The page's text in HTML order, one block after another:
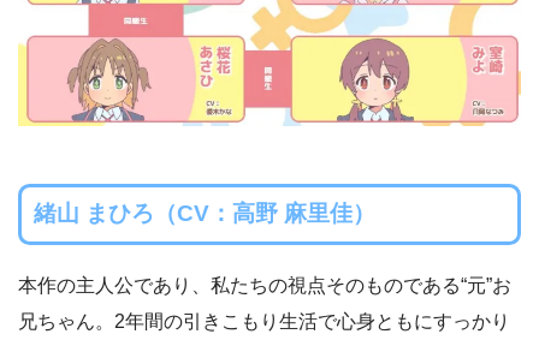
緒山 まひろ（CV：高野 麻里佳）
本作の主人公であり、私たちの視点そのものである“元”お
兄ちゃん。2年間の引きこもり生活で心身ともにすっかり